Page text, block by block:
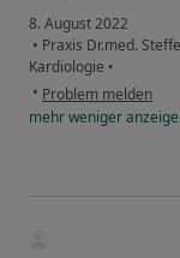
8. August 2022
• Praxis Dr.med.
Kardiologie •
• Problem melden
mehrweniger